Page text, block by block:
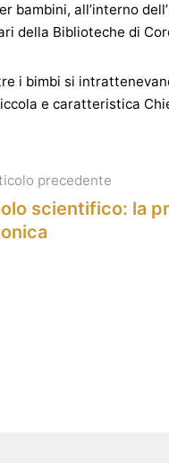
bambini, all’interno
della Biblioteche di
i bimbi si
e caratteristica
precedente
scientifico: la